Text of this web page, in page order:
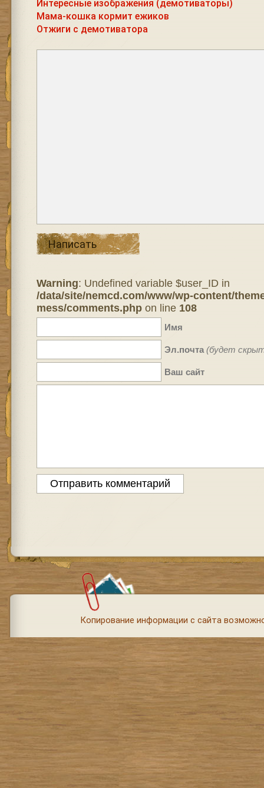
Интересные изображения (демотиваторы)
Мама-кошка кормит ежиков
Отжиги с демотиватора
Написать
Warning: Undefined variable $user_ID in
/data/site/nemcd.com/www/wp-content/
mess/comments.phpon line 108
Имя
Эл.почта (будет
Ваш сайт
Копирование информации с сайта